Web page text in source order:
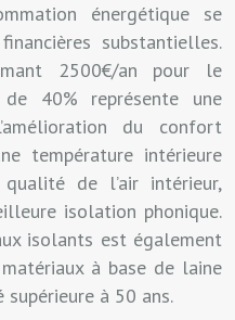
énergétique se
substantielles.
2500€/an pour le
40% représente une
du confort
température intérieure
de l’air intérieur,
isolation phonique.
isolants est également
à base de laine
à 50 ans.